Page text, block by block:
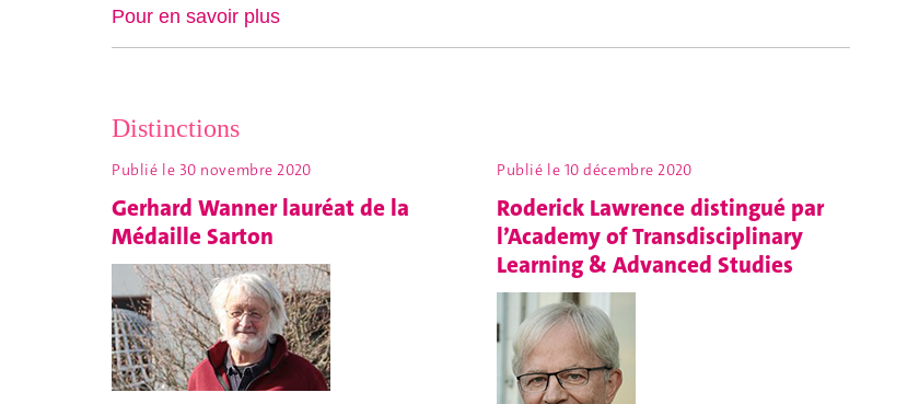
Pour en savoir plus
Distinctions
Publié le 30 novembre 2020
Gerhard Wanner lauréat de la
Médaille Sarton
Publié le 10 décembre 2020
Roderick Lawrence distingué par
l’Academy of Transdisciplinary
Learning & Advanced Studies